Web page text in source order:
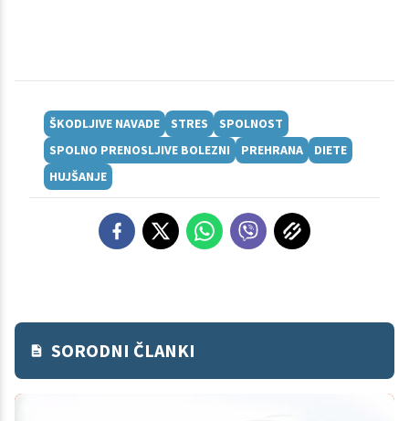
ŠKODLJIVE NAVADE STRES
SPOLNOST
SPOLNO PRENOSLJIVE BOLEZNI
PREHRANA
DIETE
HUJŠANJE
SORODNI ČLANKI